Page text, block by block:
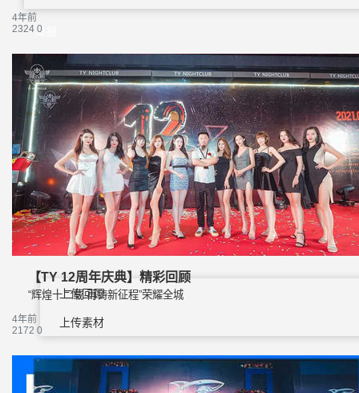
海报
物料
素材下载
方案密码
上传回顾
上传素材
4年前
2324 0
【TY 12周年庆典】精彩回顾
“辉煌十二载·再铸新征程”荣耀全城
4年前
2172 0